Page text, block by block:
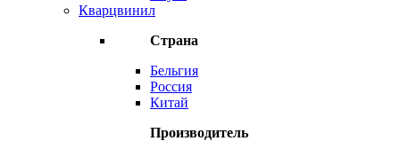
Кварцвинил
Страна
Бельгия
Россия
Китай
Производитель